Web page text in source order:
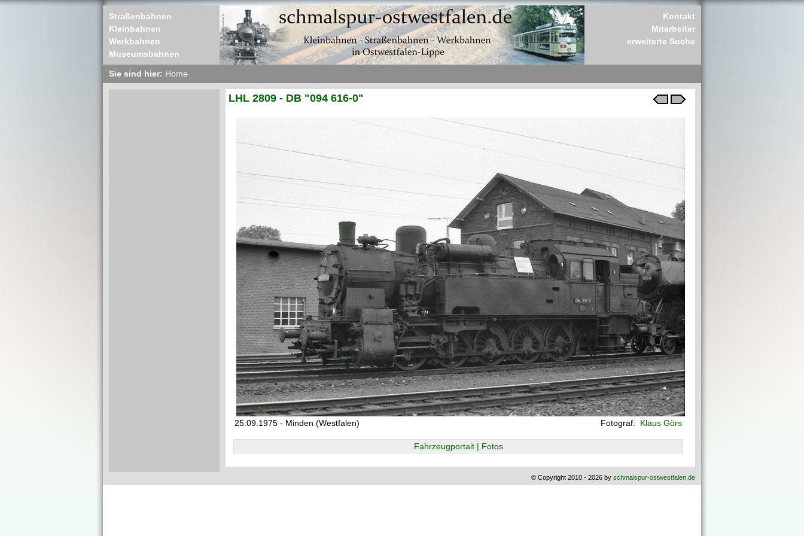
Straßenbahnen
Kleinbahnen
Werkbahnen
Museumsbahnen
Kontakt
Mitarbeiter
erweiterte Suche
Sie sind hier: Home
LHL 2809 - DB "094 616-0"
25.09.1975 - Minden (Westfalen) Fotograf: Klaus Görs
Fahrzeugportait | Fotos
© Copyright 2010 - 2026 by schmalspur-ostwestfalen.de